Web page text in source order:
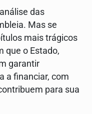
das
Mas se
mais trágicos
que o Estado,
garantir
a financiar, com
para sua